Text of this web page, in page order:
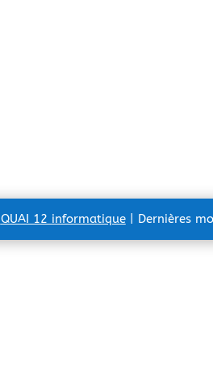
QUAI 12 informatique | Dernières